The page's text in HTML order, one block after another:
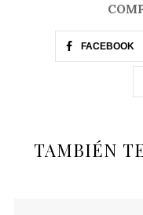
FACEBOOK
TAMBIÉN